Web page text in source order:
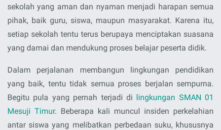
sekolah yang aman dan nyaman menjadi harapan semua
pihak, baik guru, siswa, maupun masyarakat. Karena itu,
setiap sekolah tentu terus berupaya menciptakan suasana
yang damai dan mendukung proses belajar peserta didik.
Dalam perjalanan membangun lingkungan pendidikan
yang baik, tentu tidak semua proses berjalan sempurna.
Begitu pula yang pernah terjadi di lingkungan SMAN 01
Mesuji Timur. Beberapa kali muncul insiden perkelahian
antar siswa yang melibatkan perbedaan suku, khususnya